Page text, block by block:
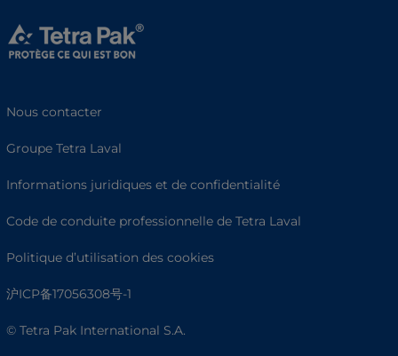
Nous contacter
Groupe Tetra Laval
Informations juridiques et de confidentialité
Code de conduite professionnelle de Tetra Laval
Politique d’utilisation des cookies
沪ICP备17056308号-1
© Tetra Pak International S.A.